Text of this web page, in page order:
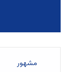
مشهور